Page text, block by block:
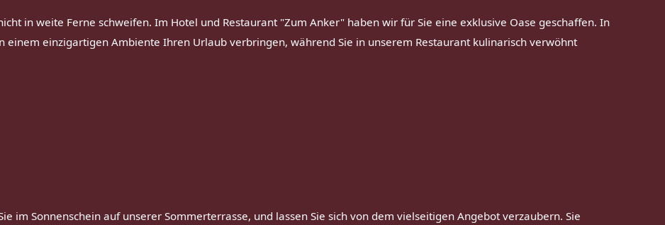
in weite Ferne schweifen. Im Hotel und Restaurant "Zum Anker" haben wir für Sie eine exklusive Oase geschaffen. In
einem einzigartigen Ambiente Ihren Urlaub verbringen, während Sie in unserem Restaurant kulinarisch verwöhnt
im Sonnenschein auf unserer Sommerterrasse, und lassen Sie sich von dem vielseitigen Angebot verzaubern. Sie